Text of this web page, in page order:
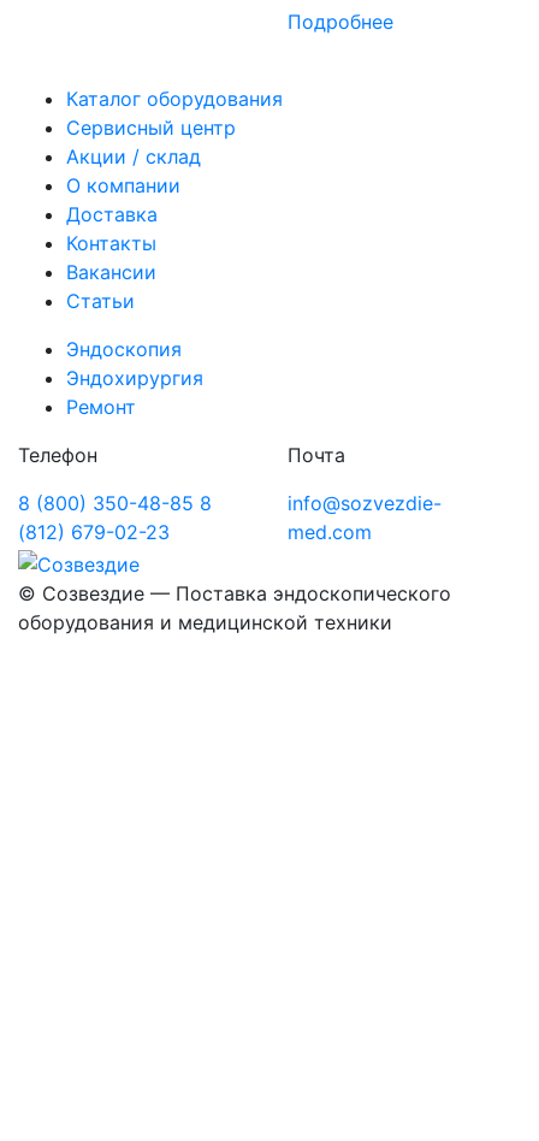
Подробнее
Каталог оборудования
Сервисный центр
Акции / склад
О компании
Доставка
Контакты
Вакансии
Статьи
Эндоскопия
Эндохирургия
Ремонт
Телефон
8 (800) 350-48-85 8
(812) 679-02-23
Почта
info@sozvezdie-
med.com
© Созвездие — Поставка эндоскопического
оборудования и медицинской техники